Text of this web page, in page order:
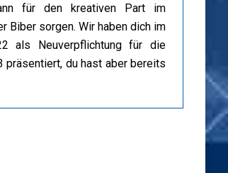
für den kreativen Part im
Biber sorgen. Wir haben dich im
als Neuverpflichtung für die
präsentiert, du hast aber bereits